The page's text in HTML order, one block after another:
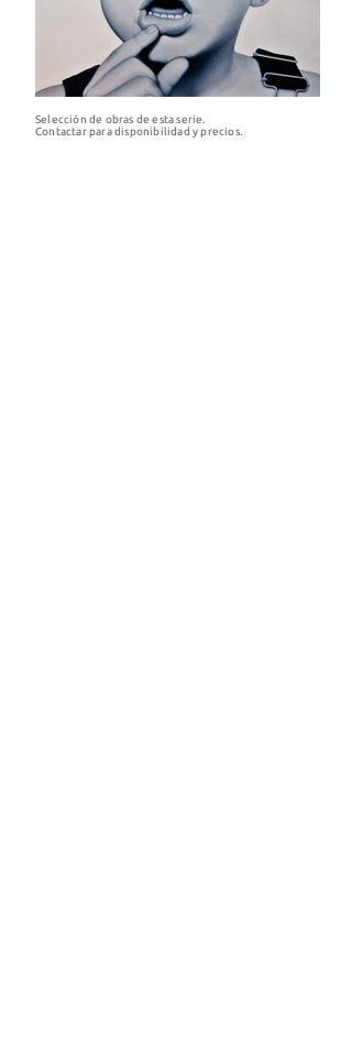
Selección de obras de esta serie.
Contactar para disponibilidad y precios.